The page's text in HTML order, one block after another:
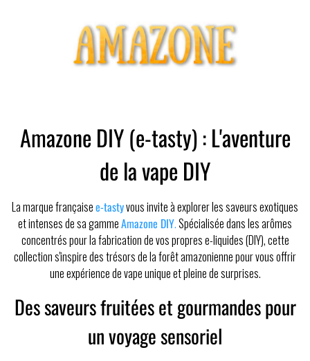
Amazone DIY (e-tasty) : L'aventure
de la vape DIY
La marque françaisee-tastyvous invite à explorer les saveurs exotiques
et intenses de sa gammeAmazone DIY.Spécialisée dans les arômes
concentrés pour la fabrication de vos propres e-liquides (DIY), cette
collection s'inspire des trésors de la forêt amazonienne pour vous offrir
une expérience de vape unique et pleine de surprises.
Des saveurs fruitées et gourmandes pour
un voyage sensoriel